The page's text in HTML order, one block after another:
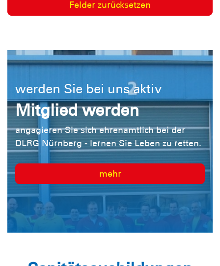
werden Sie bei uns aktiv
Mitglied werden
angagieren Sie sich ehrenamtlich bei der
DLRG Nürnberg - lernen Sie Leben zu retten.
mehr